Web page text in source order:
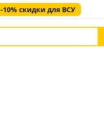
-10% скидки для ВСУ